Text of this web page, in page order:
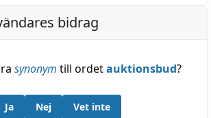
bidrag
synonym till ordetauktionsbud?
Ja Nej Vet inte